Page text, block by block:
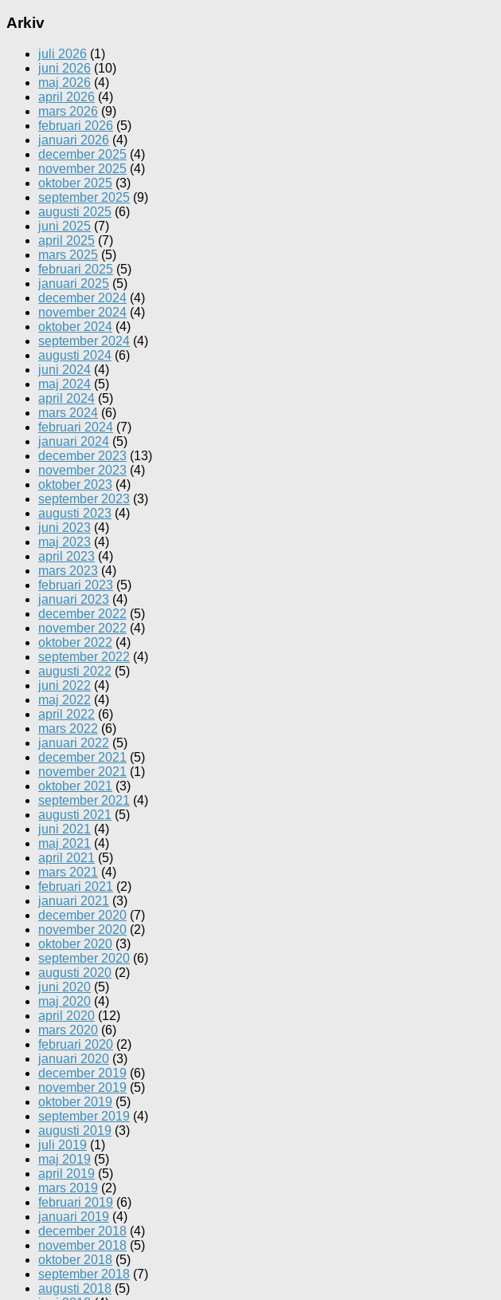
Arkiv
juli 2026 (1)
juni 2026 (10)
maj 2026 (4)
april 2026 (4)
mars 2026 (9)
februari 2026 (5)
januari 2026 (4)
december 2025 (4)
november 2025 (4)
oktober 2025 (3)
september 2025 (9)
augusti 2025 (6)
juni 2025 (7)
april 2025 (7)
mars 2025 (5)
februari 2025 (5)
januari 2025 (5)
december 2024 (4)
november 2024 (4)
oktober 2024 (4)
september 2024 (4)
augusti 2024 (6)
juni 2024 (4)
maj 2024 (5)
april 2024 (5)
mars 2024 (6)
februari 2024 (7)
januari 2024 (5)
december 2023 (13)
november 2023 (4)
oktober 2023 (4)
september 2023 (3)
augusti 2023 (4)
juni 2023 (4)
maj 2023 (4)
april 2023 (4)
mars 2023 (4)
februari 2023 (5)
januari 2023 (4)
december 2022 (5)
november 2022 (4)
oktober 2022 (4)
september 2022 (4)
augusti 2022 (5)
juni 2022 (4)
maj 2022 (4)
april 2022 (6)
mars 2022 (6)
januari 2022 (5)
december 2021 (5)
november 2021 (1)
oktober 2021 (3)
september 2021 (4)
augusti 2021 (5)
juni 2021 (4)
maj 2021 (4)
april 2021 (5)
mars 2021 (4)
februari 2021 (2)
januari 2021 (3)
december 2020 (7)
november 2020 (2)
oktober 2020 (3)
september 2020 (6)
augusti 2020 (2)
juni 2020 (5)
maj 2020 (4)
april 2020 (12)
mars 2020 (6)
februari 2020 (2)
januari 2020 (3)
december 2019 (6)
november 2019 (5)
oktober 2019 (5)
september 2019 (4)
augusti 2019 (3)
juli 2019 (1)
maj 2019 (5)
april 2019 (5)
mars 2019 (2)
februari 2019 (6)
januari 2019 (4)
december 2018 (4)
november 2018 (5)
oktober 2018 (5)
september 2018 (7)
augusti 2018 (5)